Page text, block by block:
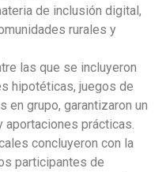
de inclusión digital,
rurales y
las que se incluyeron
hipotéticas, juegos de
grupo, garantizaron un
aportaciones prácticas.
concluyeron con la
participantes de